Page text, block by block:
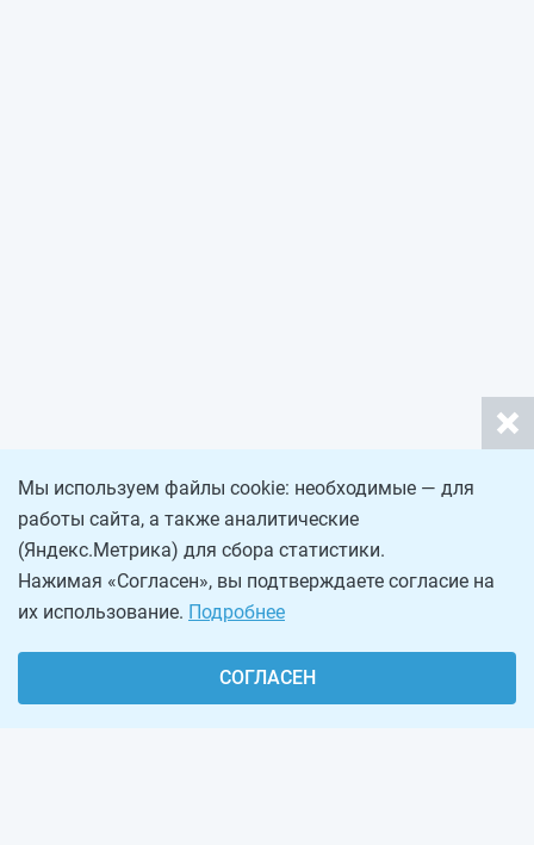
Мы используем файлы cookie: необходимые — для
работы сайта, а также аналитические
(Яндекс.Метрика) для сбора статистики.
Нажимая «Согласен», вы подтверждаете согласие на
их использование. Подробнее
СОГЛАСЕН